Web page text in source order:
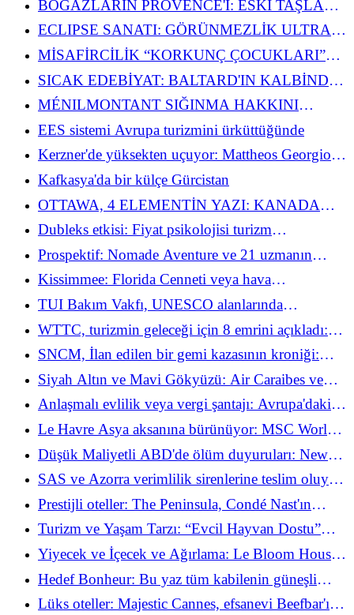
BOĞAZLARIN PROVENCE'I: ESKİ TAŞLAR
TEZGAH TURİZMİNİ SARSTIĞINDA
ECLIPSE SANATI: GÖRÜNMEZLİK ULTRA
LÜKSÜN EN YÜKSEK ayrıcalığı HALİNE
GELDİĞİNDE
MİSAFİRCİLİK “KORKUNÇ ÇOCUKLARI”
TURİST TEMPO'NUN USTASI OLDUĞUNDA
SICAK EDEBİYAT: BALTARD'IN KALBİNDE
KELİMELER YUMUŞAK OLDUĞUNDA
MÉNILMONTANT SIĞINMA HAKKINI
KURTARDI: YUNANİSTAN EVA PRITSKY'YE
DAVET ETTİĞİNDE
EES sistemi Avrupa turizmini ürküttüğünde
Kerzner'de yüksekten uçuyor: Mattheos Georgiou
ultra lüks triptiğin kontrolünü ele alıyor
Kafkasya'da bir külçe Gürcistan
OTTAWA, 4 ELEMENTİN YAZI: KANADA
BAŞKENTİ (SONUNDA) BAĞLANTIYI
BIRAKTIĞINDA
Dubleks etkisi: Fiyat psikolojisi turizm
ekonomisinin yasalarına meydan okuduğunda
Prospektif: Nomade Aventure ve 21 uzmanın
turizmin geleceğini tahmin ettiği (veya korktuğu)
“Destination 2075”
Kissimmee: Florida Cenneti veya hava
yolculuğundaki artış karşısında Baştan Çıkarma
Sanatı
TUI Bakım Vakfı, UNESCO alanlarında
sürdürülebilir turizmi teşvik ediyor
WTTC, turizmin geleceği için 8 emrini açıkladı:
Dijital hedefler ve jeopolitik gerçekler arasında
SNCM, İlan edilen bir gemi kazasının kroniği:
Tarih turizme bir ders verdiğinde
Siyah Altın ve Mavi Gökyüzü: Air Caraibes ve
Fransız arı 2026 yazını kurtarmak için jeopolitik
krize meydan okuduğunda
Anlaşmalı evlilik veya vergi şantajı: Avrupa'daki
düşük maliyetli ve siyah altın arasındaki büyük
uçurum
Le Havre Asya aksanına bürünüyor: MSC World
Asia için geri sayım başladı
Düşük Maliyetli ABD'de ölüm duyuruları: New
York LaGuardia'da soygun!
SAS ve Azorra verimlilik sirenlerine teslim oluyor:
Airbus ve Embraer neden Boeing'i geride
bırakıyor?
Prestijli oteller: The Peninsula, Condé Nast'ın
“Triple Crown” ödülüne layık görülen beş tesisiyle
ödülü kazandı
Turizm ve Yaşam Tarzı: “Evcil Hayvan Dostu”
seyahat sanatı 2026 yazını yeniden tasarlıyor
Yiyecek ve İçecek ve Ağırlama: Le Bloom House
Paris ve Jaillance, Clairette ile yaz aperatifinin
tozunu alıyor
Hedef Bonheur: Bu yaz tüm kabilenin güneşli
cenneti Florida'ya doğru yola çıkıyoruz!
Lüks oteller: Majestic Cannes, efsanevi Beefbar'ı